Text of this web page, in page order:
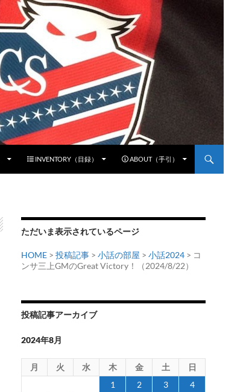
INVENTORY（目録） ABOUT（手引）
ただいま表示されているページ
HOME > 投稿記事 > 小話の部屋 > 小話2024 > コ
ンサ三上GMのGreat Victory！（2024/8/22）
投稿記事アーカイブ
2024年8月
月 火 水 木 金 土
日
1
2 3
4